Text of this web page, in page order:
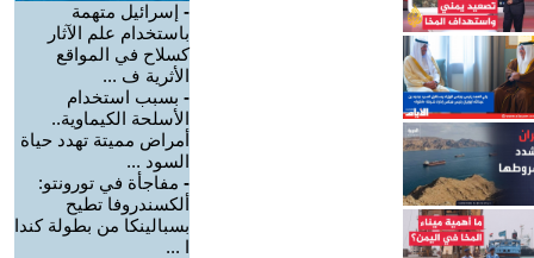
- إسرائيل متهمة
باستخدام علم الآثار
كسلاح في المواقع
الأثرية ف ...
- بسبب استخدام
الأسلحة الكيماوية..
أمراض مميتة تهدد حياة
السود ...
- مفاجأة في تورونتو:
ألكسندروفا تطيح
بسبالينكا من بطولة كندا
ا ...